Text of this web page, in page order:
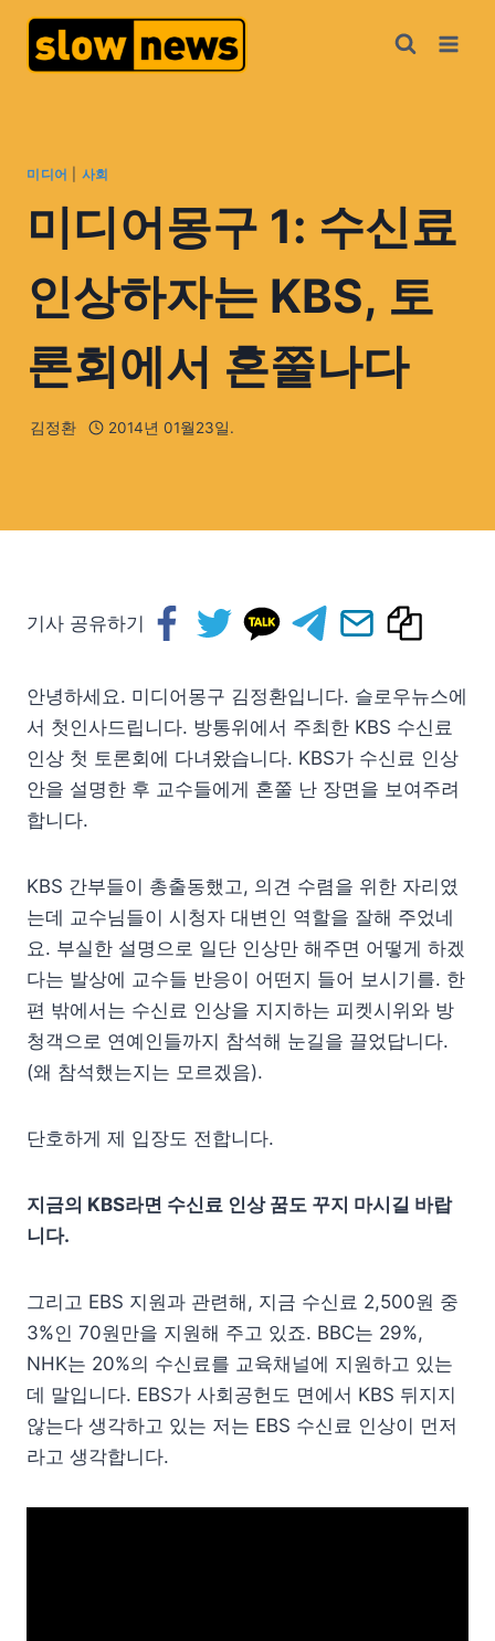
미디어 사회
미디어몽구 1: 수신료
인상하자는 KBS, 토
론회에서 혼쭐나다
김정환 2014년 01월23일.
기사 공유하기
안녕하세요. 미디어몽구 김정환입니다. 슬로우뉴스에
서 첫인사드립니다. 방통위에서 주최한 KBS 수신료
인상 첫 토론회에 다녀왔습니다. KBS가 수신료 인상
안을 설명한 후 교수들에게 혼쭐 난 장면을 보여주려
합니다.
KBS 간부들이 총출동했고, 의견 수렴을 위한 자리였
는데 교수님들이 시청자 대변인 역할을 잘해 주었네
요. 부실한 설명으로 일단 인상만 해주면 어떻게 하겠
다는 발상에 교수들 반응이 어떤지 들어 보시기를. 한
편 밖에서는 수신료 인상을 지지하는 피켓시위와 방
청객으로 연예인들까지 참석해 눈길을 끌었답니다.
(왜 참석했는지는 모르겠음).
단호하게 제 입장도 전합니다.
지금의 KBS라면 수신료 인상 꿈도 꾸지 마시길 바랍
니다.
그리고 EBS 지원과 관련해, 지금 수신료 2,500원 중
3%인 70원만을 지원해 주고 있죠. BBC는 29%,
NHK는 20%의 수신료를 교육채널에 지원하고 있는
데 말입니다. EBS가 사회공헌도 면에서 KBS 뒤지지
않는다 생각하고 있는 저는 EBS 수신료 인상이 먼저
라고 생각합니다.